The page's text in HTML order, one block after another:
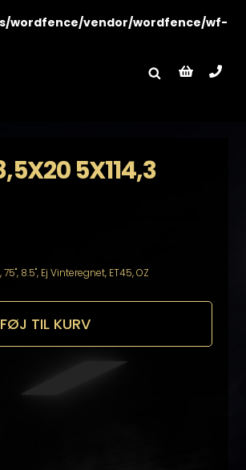
wordfence/vendor/wordfence/wf-
5X114,3
,75", 8.5", Ej Vinteregnet, ET45,OZ
TIL KURV